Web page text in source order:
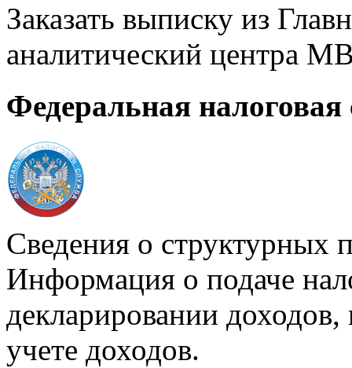
Заказать выписку из
аналитический центра
Федеральная налоговая
Сведения о структурных
Информация о подаче
декларировании доходов,
учете доходов.